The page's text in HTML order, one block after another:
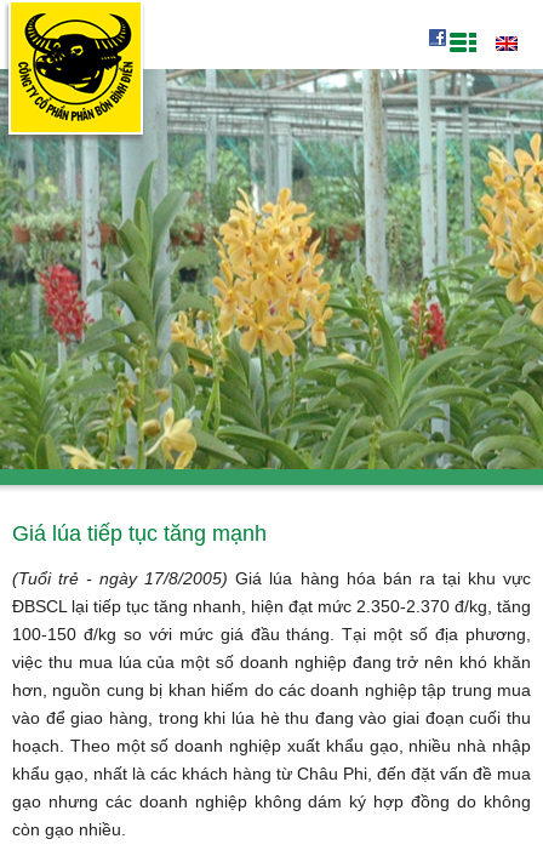
Giá lúa tiếp tục tăng mạnh
(Tuổi trẻ - ngày 17/8/2005) Giá lúa hàng hóa bán ra tại khu vực
ĐBSCL lại tiếp tục tăng nhanh, hiện đạt mức 2.350-2.370 đ/kg, tăng
100-150 đ/kg so với mức giá đầu tháng. Tại một số địa phương,
việc thu mua lúa của một số doanh nghiệp đang trở nên khó khăn
hơn, nguồn cung bị khan hiếm do các doanh nghiệp tập trung mua
vào để giao hàng, trong khi lúa hè thu đang vào giai đoạn cuối thu
hoạch. Theo một số doanh nghiệp xuất khẩu gạo, nhiều nhà nhập
khẩu gạo, nhất là các khách hàng từ Châu Phi, đến đặt vấn đề mua
gạo nhưng các doanh nghiệp không dám ký hợp đồng do không
còn gạo nhiều.